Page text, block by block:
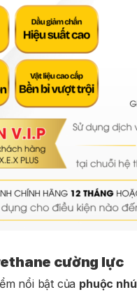
cường lực
nổi bật của phuộc